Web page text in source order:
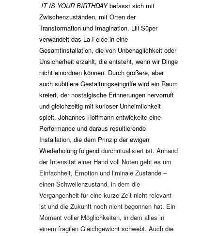
IT IS YOUR BIRTHDAY befasst sich mit
Zwischenzuständen, mit Orten der
Transformation und Imagination. Lili Süper
verwandelt das La Felce in eine
Gesamtinstallation, die von Unbehaglichkeit oder
Unsicherheit erzählt, die entsteht, wenn wir Dinge
nicht einordnen können. Durch größere, aber
auch subtilere Gestaltungseingriffe wird ein Raum
kreiert, der nostalgische Erinnerungen hervorruft
und gleichzeitig mit kurioser Unheimlichkeit
spielt. Johannes Hoffmann entwickelte eine
Performance und daraus resultierende
Installation, die dem Prinzip der ewigen
Wiederholung folgend durchritualisiert ist. Anhand
der Intensität einer Hand voll Noten geht es um
Einfachheit, Emotion und liminale Zustände –
einen Schwellenzustand, in dem die
Vergangenheit für eine kurze Zeit nicht relevant
ist und die Zukunft noch nicht begonnen hat. Ein
Moment voller Möglichkeiten, in dem alles in
einem fragilen Gleichgewicht schwebt. Auch die